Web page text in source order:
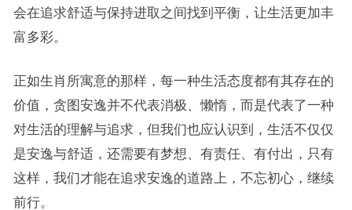
会在追求舒适与保持进取之间找到平衡，让生活更加丰
富多彩。
正如生肖所寓意的那样，每一种生活态度都有其存在的
价值，贪图安逸并不代表消极、懒惰，而是代表了一种
对生活的理解与追求，但我们也应认识到，生活不仅仅
是安逸与舒适，还需要有梦想、有责任、有付出，只有
这样，我们才能在追求安逸的道路上，不忘初心，继续
前行。